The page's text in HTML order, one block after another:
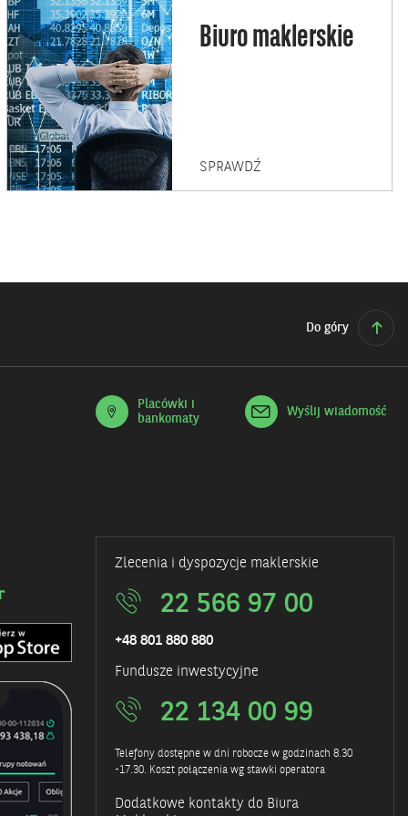
Biuro maklerskie
SPRAWDŹBIURO
Do góry
Placówki i
bankomaty
Wyślij wiadomość
Zlecenia i dyspozycje maklerskie
22 566 97 00
+48 801 880 880
Fundusze inwestycyjne
22 134 00 99
Telefony dostępne w dni robocze w godzinach 8.30
-17.30. Koszt połączenia wg stawki operatora
Dodatkowe kontakty do Biura